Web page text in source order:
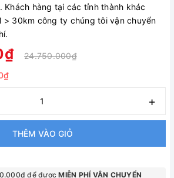
hàng tại các tỉnh thành khác
> 30km công ty chúng tôi vận chuyển
24.750.000₫
+
THÊM VÀO GIỎ
để đượcMIỄN PHÍ VẬN CHUYỂN